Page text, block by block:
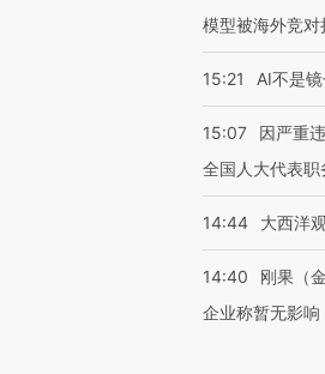
模型被海外竞对
15:21 AI不是
15:07
因严重
全国人大代表职
14:44 大西洋
14:40
刚果（
企业称暂无影响